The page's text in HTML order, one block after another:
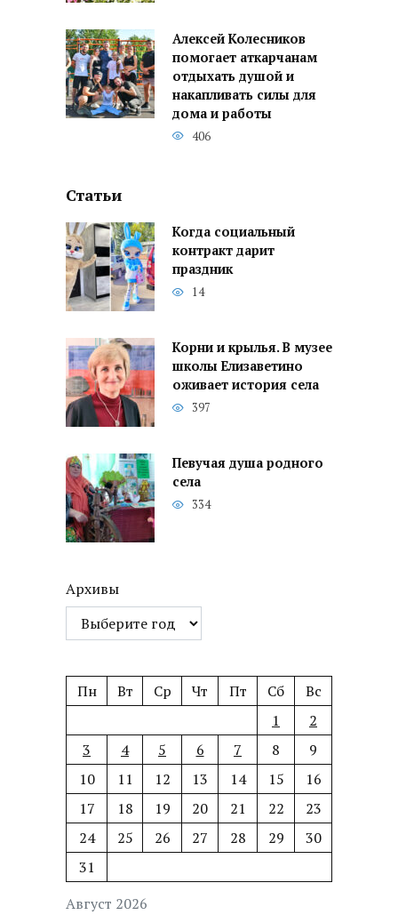
Алексей Колесников
помогает аткарчанам
отдыхать душой и
накапливать силы для
дома и работы
406
Статьи
Когда социальный
контракт дарит
праздник
14
Корни и крылья. В музее
школы Елизаветино
оживает история села
397
Певучая душа родного
села
334
Архивы
Август 2026
Пн Вт Ср Чт Пт Сб
Вс
1
2
3
4 5 6 7 8
9
10
11 12 13 14 15
16
17
18 19 20 21 22
23
24
25 26 27 28 29
30
31